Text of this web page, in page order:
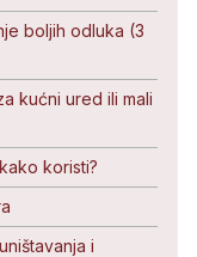
boljih odluka (3
kućni ured ili mali
koristi?
i